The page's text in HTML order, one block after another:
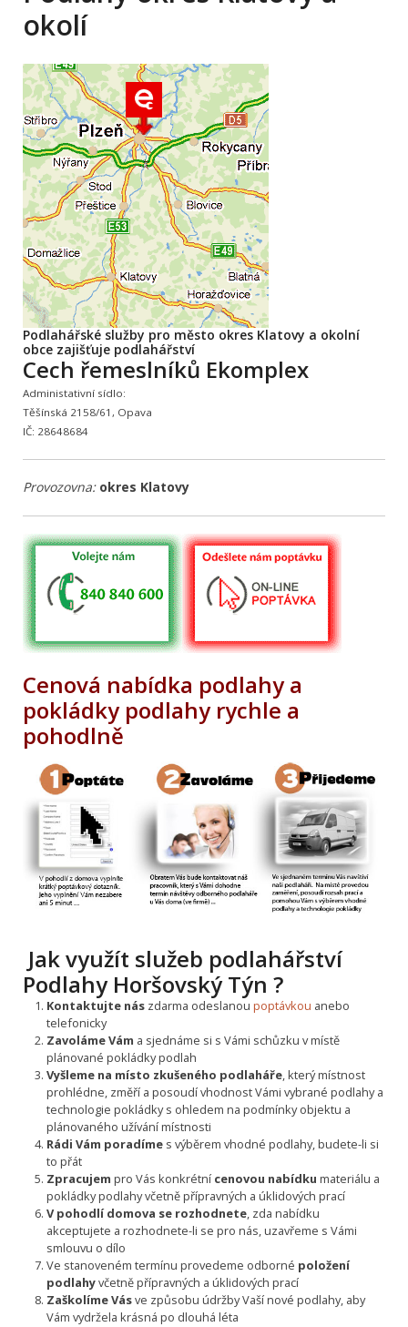
okolí
Podlahářské služby pro město okres Klatovy a okolní
obce zajišťuje podlahářství
Cech řemeslníků Ekomplex
Administativní sídlo:
Těšínská 2158/61, Opava
IČ: 28648684
Provozovna: okres Klatovy
Cenová nabídka podlahy a
pokládky podlahy rychle a
pohodlně
Jak využít služeb podlahářství
Podlahy Horšovský Týn ?
Kontaktujte nászdarma odeslanou poptávkou anebo
telefonicky
Zavoláme Vám a sjednáme si s Vámi schůzku v místě
plánované pokládky podlah
Vyšleme na místo zkušeného podlaháře, který místnost
prohlédne, změří a posoudí vhodnost Vámi vybrané podlahy a
technologie pokládky s ohledem na podmínky objektu a
plánovaného užívání místnosti
Rádi Vám poradíme s výběrem vhodné podlahy, budete-li si
to přát
Zpracujem pro Vás konkrétní cenovou nabídku materiálu a
pokládky podlahy včetně přípravných a úklidových prací
V pohodlí domova se rozhodnete, zda nabídku
akceptujete a rozhodnete-li se pro nás, uzavřeme s Vámi
smlouvu o dílo
Ve stanoveném termínu provedeme odborné položení
podlahyvčetně přípravných a úklidových prací
Zaškolíme Vásve způsobu údržby Vaší nové podlahy, aby
Vám vydržela krásná po dlouhá léta